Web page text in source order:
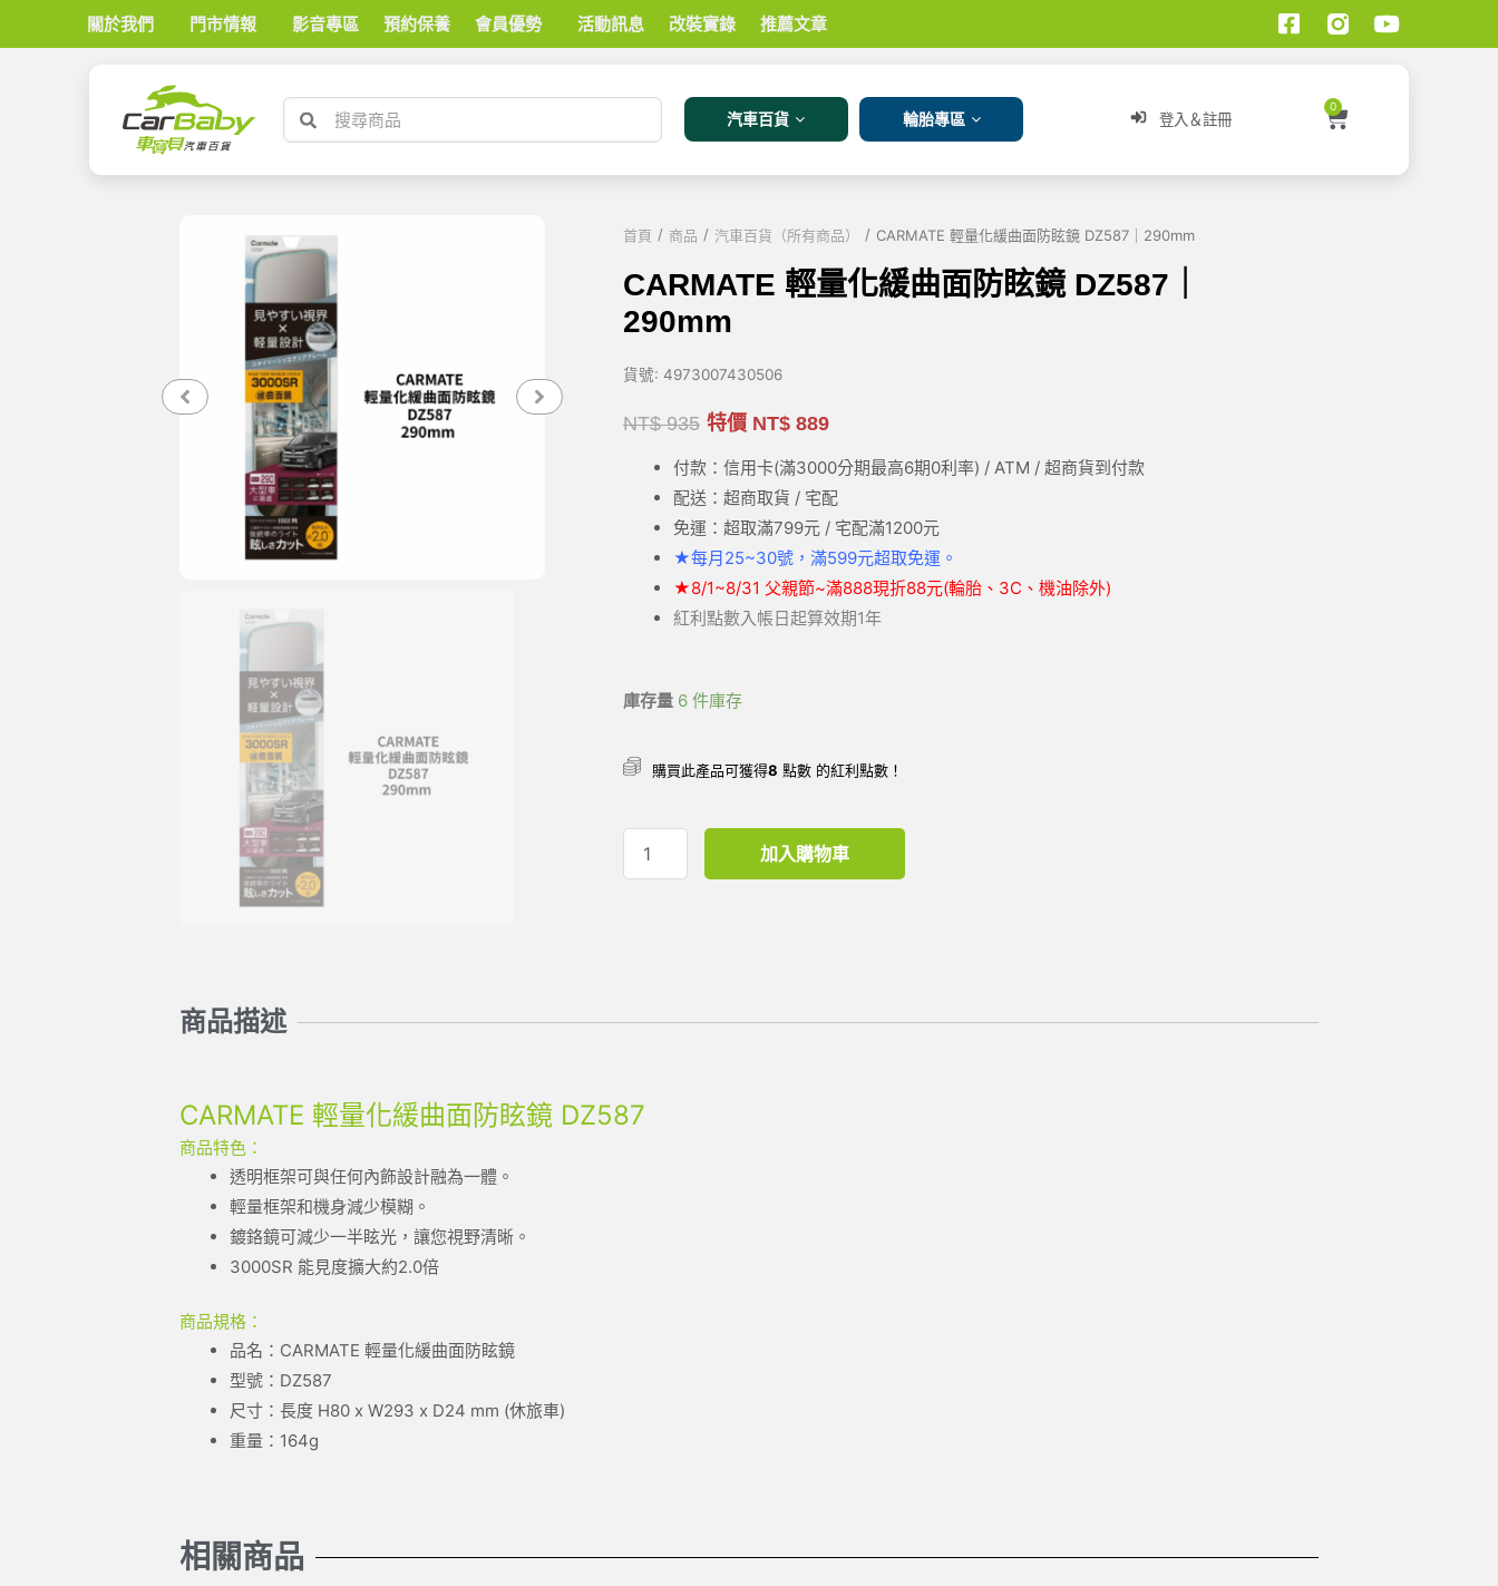
關於我們 門市情報 影音專區 預約保養 會員優勢 活動訊息 改裝實錄 推薦文章
汽車百貨 輪胎專區 登入＆註冊
0
首頁 / 商品 / 汽車百貨（所有商品） / CARMATE 輕量化緩曲面防眩鏡 DZ587｜290mm
CARMATE 輕量化緩曲面防眩鏡 DZ587｜
290mm
貨號: 4973007430506
NT$935 特價 NT$889
付款：信用卡(滿3000分期最高6期0利率) / ATM / 超商貨到付款
配送：超商取貨 / 宅配
免運：超取滿799元 / 宅配滿1200元
★每月25~30號，滿599元超取免運。
★8/1~8/31 父親節~滿888現折88元(輪胎、3C、機油除外)
紅利點數入帳日起算效期1年
庫存量 6 件庫存
購買此產品可獲得8 點數 的紅利點數！
加入購物車
商品描述
CARMATE 輕量化緩曲面防眩鏡 DZ587
商品特色：
透明框架可與任何內飾設計融為一體。
輕量框架和機身減少模糊。
鍍鉻鏡可減少一半眩光，讓您視野清晰。
3000SR 能見度擴大約2.0倍
商品規格：
品名：CARMATE 輕量化緩曲面防眩鏡
型號：DZ587
尺寸：長度 H80 x W293 x D24 mm (休旅車)
重量：164g
相關商品